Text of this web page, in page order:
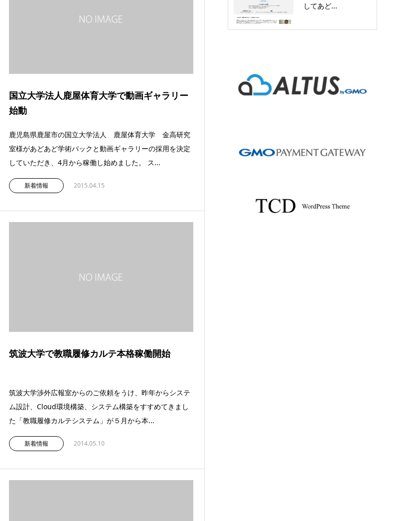
国立大学法人鹿屋体育大学で動画ギャラリー
始動
鹿児島県鹿屋市の国立大学法人 鹿屋体育大学 金高研究
室様があどあど学術パックと動画ギャラリーの採用を決定
していただき、4月から稼働し始めました。 ス...
新着情報 2015.04.15
筑波大学で教職履修カルテ本格稼働開始
筑波大学渉外広報室からのご依頼をうけ、昨年からシステ
ム設計、Cloud環境構築、システム構築をすすめてきまし
た「教職履修カルテシステム」が５月から本...
新着情報 2014.05.10
してあど...